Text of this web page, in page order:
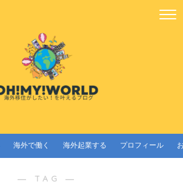
海外で働く 海外起業する プロフィール
― TAG ―